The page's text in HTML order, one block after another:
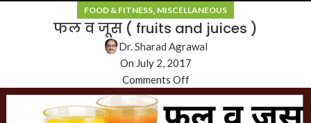
FOOD & FITNESS, MISCELLANEOUS
फल व जूस ( fruits and juices )
Dr. Sharad Agrawal
On July 2, 2017
Comments Off